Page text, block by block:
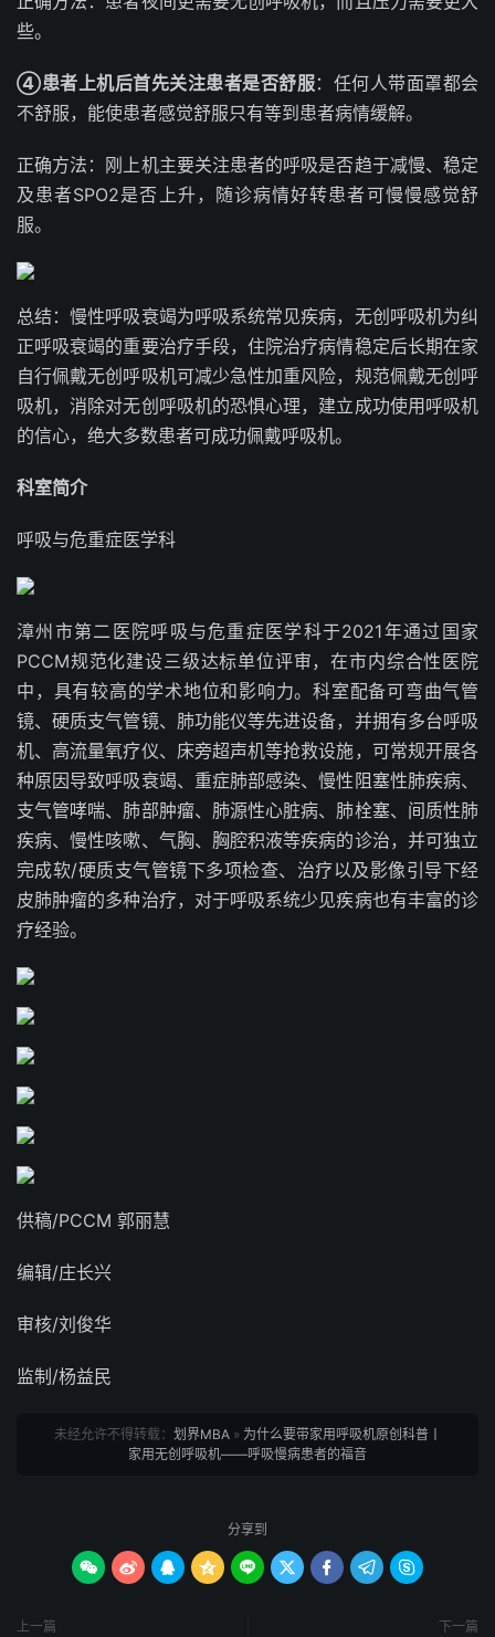
些。
④患者上机后首先关注患者是否舒服：任何人带面罩都会
不舒服，能使患者感觉舒服只有等到患者病情缓解。
正确方法：刚上机主要关注患者的呼吸是否趋于减慢、稳定
及患者SPO2是否上升，随诊病情好转患者可慢慢感觉舒
服。
总结：慢性呼吸衰竭为呼吸系统常见疾病，无创呼吸机为纠
正呼吸衰竭的重要治疗手段，住院治疗病情稳定后长期在家
自行佩戴无创呼吸机可减少急性加重风险，规范佩戴无创呼
吸机，消除对无创呼吸机的恐惧心理，建立成功使用呼吸机
的信心，绝大多数患者可成功佩戴呼吸机。
科室简介
呼吸与危重症医学科
漳州市第二医院呼吸与危重症医学科于2021年通过国家
PCCM规范化建设三级达标单位评审，在市内综合性医院
中，具有较高的学术地位和影响力。科室配备可弯曲气管
镜、硬质支气管镜、肺功能仪等先进设备，并拥有多台呼吸
机、高流量氧疗仪、床旁超声机等抢救设施，可常规开展各
种原因导致呼吸衰竭、重症肺部感染、慢性阻塞性肺疾病、
支气管哮喘、肺部肿瘤、肺源性心脏病、肺栓塞、间质性肺
疾病、慢性咳嗽、气胸、胸腔积液等疾病的诊治，并可独立
完成软/硬质支气管镜下多项检查、治疗以及影像引导下经
皮肺肿瘤的多种治疗，对于呼吸系统少见疾病也有丰富的诊
疗经验。
供稿/PCCM 郭丽慧
编辑/庄长兴
审核/刘俊华
监制/杨益民
未经允许不得转载： 划界MBA» 为什么要带家用呼吸机原创科普丨
家用无创呼吸机——呼吸慢病患者的福音
分享到
        
上一篇 下一篇